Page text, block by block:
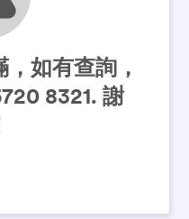
如有查詢，
8321. 謝